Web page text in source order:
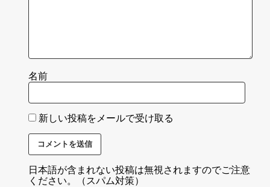
名前
新しい投稿をメールで受け取る
日本語が含まれない投稿は無視されますのでご注意
ください。（スパム対策）